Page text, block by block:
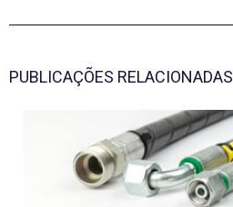
PUBLICAÇÕES RELACIONADAS